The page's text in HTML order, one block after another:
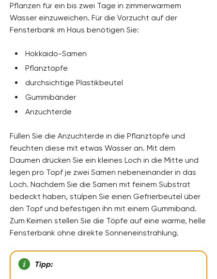
Pflanzen für ein bis zwei Tage in zimmerwarmem
Wasser einzuweichen. Für die Vorzucht auf der
Fensterbank im Haus benötigen Sie:
Hokkaido-Samen
Pflanztöpfe
durchsichtige Plastikbeutel
Gummibänder
Anzuchterde
Füllen Sie die Anzuchterde in die Pflanztöpfe und
feuchten diese mit etwas Wasser an. Mit dem
Daumen drücken Sie ein kleines Loch in die Mitte und
legen pro Topf je zwei Samen nebeneinander in das
Loch. Nachdem Sie die Samen mit feinem Substrat
bedeckt haben, stülpen Sie einen Gefrierbeutel über
den Topf und befestigen ihn mit einem Gummiband.
Zum Keimen stellen Sie die Töpfe auf eine warme, helle
Fensterbank ohne direkte Sonneneinstrahlung.
Tipp: